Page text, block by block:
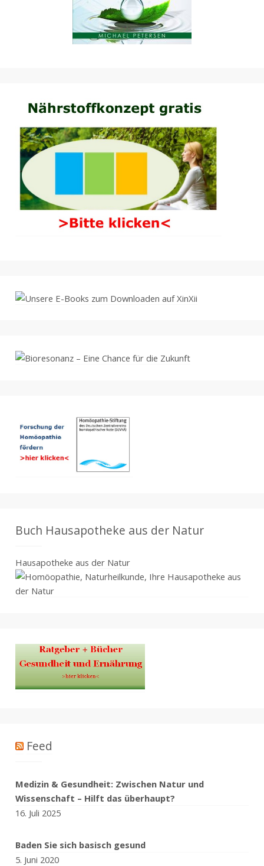
Buch Hausapotheke aus der Natur
Hausapotheke aus der Natur
Feed
Medizin & Gesundheit: Zwischen Natur und
Wissenschaft – Hilft das überhaupt?
16. Juli 2025
Baden Sie sich basisch gesund
5. Juni 2020